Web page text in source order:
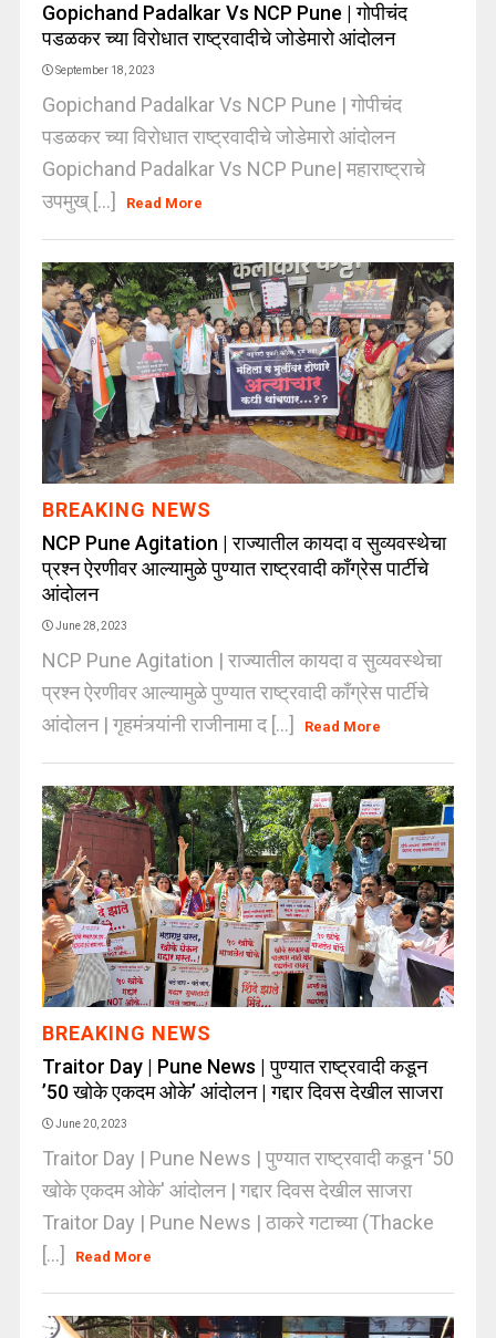
Gopichand Padalkar Vs NCP Pune | गोपीचंद
पडळकर च्या विरोधात राष्ट्रवादीचे जोडेमारो आंदोलन
September 18, 2023
Gopichand Padalkar Vs NCP Pune | गोपीचंद
पडळकर च्या विरोधात राष्ट्रवादीचे जोडेमारो आंदोलन
Gopichand Padalkar Vs NCP Pune| महाराष्ट्राचे
उपमुख् [...]
Read More
BREAKING NEWS
NCP Pune Agitation | राज्यातील कायदा व सुव्यवस्थेचा
प्रश्न ऐरणीवर आल्यामुळे पुण्यात राष्ट्रवादी काँग्रेस पार्टीचे
आंदोलन
June 28, 2023
NCP Pune Agitation | राज्यातील कायदा व सुव्यवस्थेचा
प्रश्न ऐरणीवर आल्यामुळे पुण्यात राष्ट्रवादी काँग्रेस पार्टीचे
आंदोलन | गृहमंत्र्यांनी राजीनामा द [...]
Read More
BREAKING NEWS
Traitor Day | Pune News | पुण्यात राष्ट्रवादी कडून
’50 खोके एकदम ओके’ आंदोलन | गद्दार दिवस देखील साजरा
June 20, 2023
Traitor Day | Pune News | पुण्यात राष्ट्रवादी कडून '50
खोके एकदम ओके' आंदोलन | गद्दार दिवस देखील साजरा
Traitor Day | Pune News | ठाकरे गटाच्या (Thacke
[...]
Read More